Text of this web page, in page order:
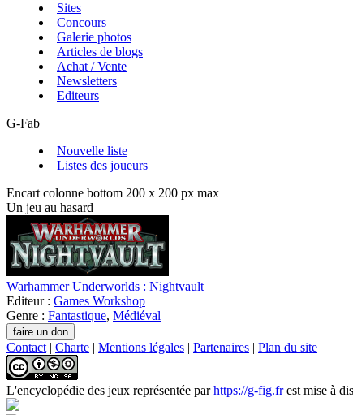
Sites
Concours
Galerie photos
Articles de blogs
Achat / Vente
Newsletters
Editeurs
G-Fab
Nouvelle liste
Listes des joueurs
Encart colonne bottom 200 x 200 px max
Un jeu au hasard
Warhammer Underworlds : Nightvault
Editeur : Games Workshop
Genre : Fantastique, Médiéval
Contact | Charte | Mentions légales | Partenaires | Plan du site
L'encyclopédie des jeux représentée parhttps://g-fig.frest mise à